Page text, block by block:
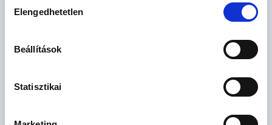
kiválasztása
Elengedhetetlen
Beállítások
Statisztikai
otthona felé és hívjon fel, amennyiben Ön is
egy csendes, zöld környéken szeretne élni